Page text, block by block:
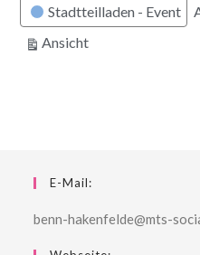
Stadtteilladen - Event
Ansichtausdrucken
E-Mail:
benn-hakenfelde@mts-